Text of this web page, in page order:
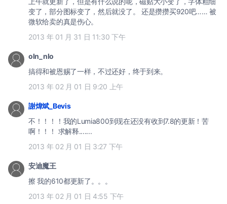
变了，部分图标变了，然后就没了。 还是攒攒买920吧…… 被
微软给卖的真是伤心。
2013 年 01 月 31 日 11:30 下午
oln_nlo
搞得和被恩赐了一样，不过还好，终于到来。
2013 年 02 月 01 日 9:20 上午
謝煒斌_Bevis
不！！！！我的Lumia800到现在还没有收到7.8的更新！苦
啊！！！ 求解释.......
2013 年 02 月 01 日 3:27 下午
安迪魔王
擦 我的610都更新了。。。
2013 年 02 月 01 日 4:55 下午